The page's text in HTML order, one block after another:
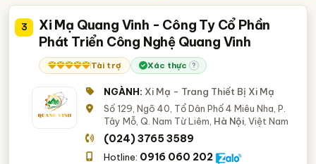
3
Xi Mạ Quang Vinh - Công Ty Cổ Phần
Phát Triển Công Nghệ Quang Vinh
Tài trợ Xác thực ?
NGÀNH: Xi Mạ - Trang Thiết Bị Xi Mạ
Số 129, Ngõ 40, Tổ Dân Phố 4 Miêu Nha, P.
Tây Mỗ, Q. Nam Từ Liêm, Hà Nội , Việt Nam
(024) 3765 3589
Hotline: 0916 060 202